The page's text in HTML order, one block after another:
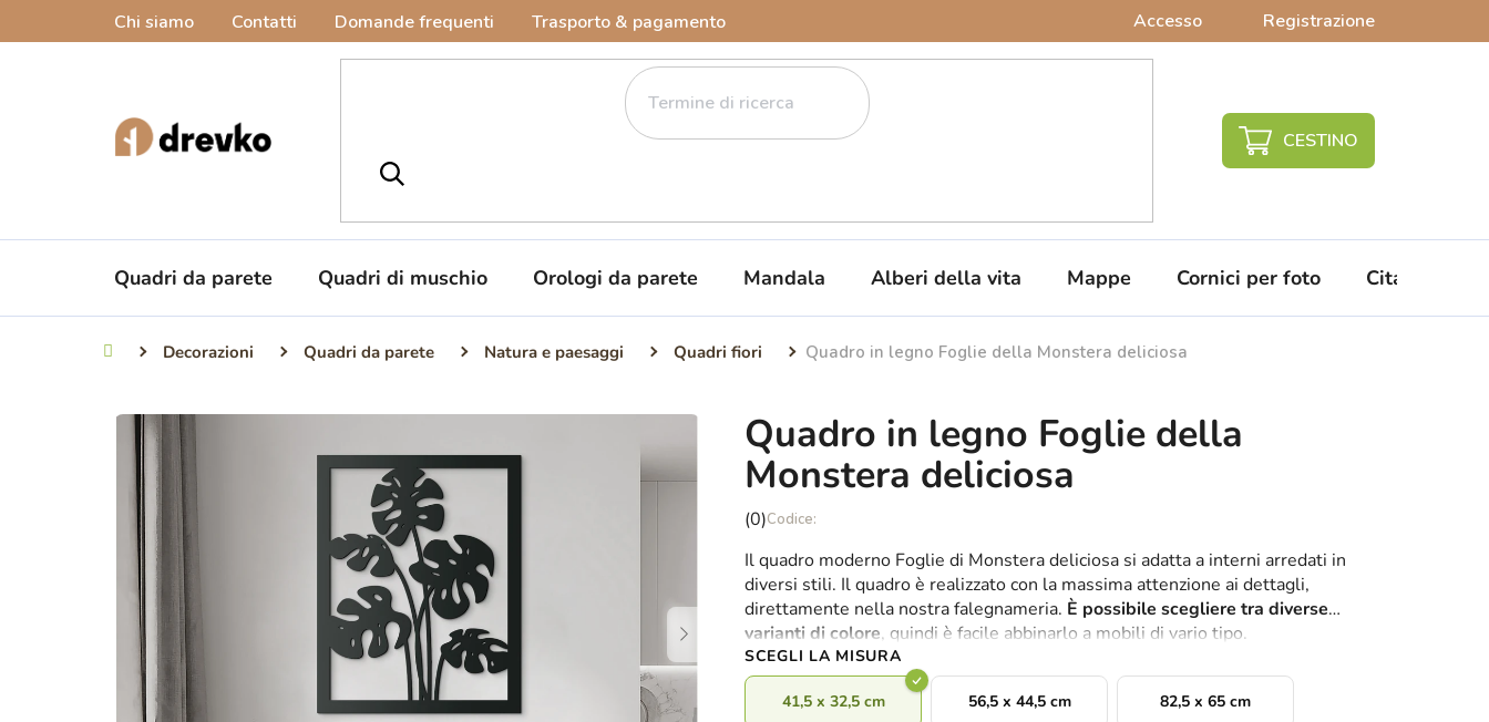
Chi siamo Contatti Domande frequenti Trasporto & pagamento Accesso Registrazione
CARRELLO
SPESA
Quadri da parete Quadri di muschio Orologi da parete Mandala Alberi della vita Mappe Cornici per foto Citazioni da
Casa Decorazioni Quadri da parete Natura e paesaggi Quadri fiori Quadro in legno Foglie della Monstera deliciosa
Quadro in legno Foglie della
Monstera deliciosa
La
media
del
prodotto
è
0,0
su
(0)
Il quadro moderno Foglie di Monstera deliciosa si adatta a interni arredati in
diversi stili. Il quadro è realizzato con la massima attenzione ai dettagli,
direttamente nella nostra falegnameria. È possibile scegliere tra diverse
varianti di colore, quindi è facile abbinarlo a mobili di vario tipo.
SCEGLI LA MISURA
41,5 x 32,5 cm 56,5 x 44,5 cm 82,5 x 65 cm